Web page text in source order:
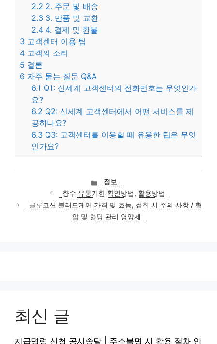
2.2 2. 주문 및 배송
2.3 3. 반품 및 교환
2.4 4. 결제 및 환불
3 고객센터 이용 팁
4 고객의 소리
5 결론
6 자주 묻는 질문 Q&A
6.1 Q1: 신세계 고객센터의 전화번호는 무엇인가
요?
6.2 Q2: 신세계 고객센터에서 어떤 서비스를 제
공하나요?
6.3 Q3: 고객센터를 이용할 때 유용한 팁은 무엇
인가요?
카
테
고
리
정보
향수 유통기한 확인방법, 활용방법
글루코션 블러드케어 가격 및 효능, 섭취 시 주의 사항 / 혈
압 및 혈당 관리 영양제
최신 글
지급명령 신청 공시송달 | 주소불명 시 활용 절차 안